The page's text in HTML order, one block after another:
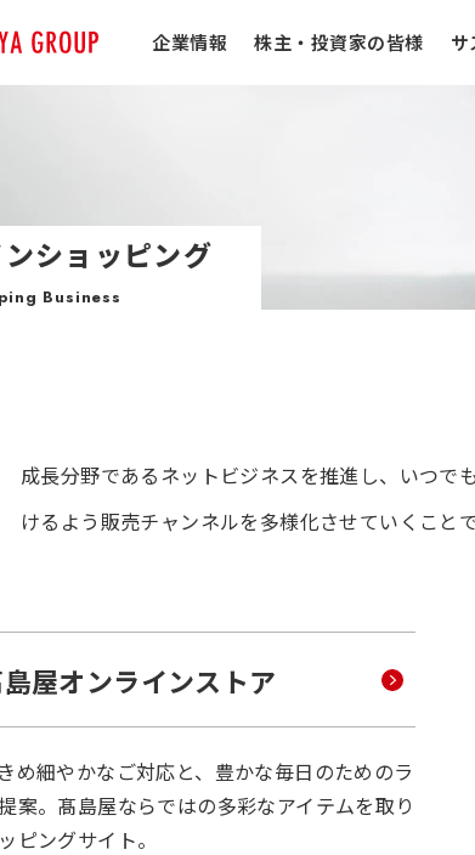
企業情報 株主・投資家の皆様 サ
ショッピング
Business
成長分野であるネットビジネスを推進し、いつで
けるよう販売チャンネルを多様化させていくこと
屋オンラインストア
め細やかなご対応と、豊かな毎日のためのラ
案。髙島屋ならではの多彩なアイテムを取り
ピングサイト。